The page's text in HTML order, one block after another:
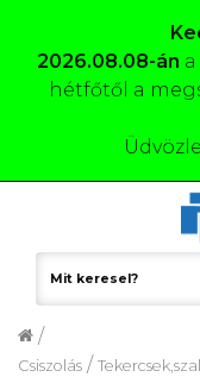
2026.08.08-án
hétfőtől a
/
Csiszolás
/